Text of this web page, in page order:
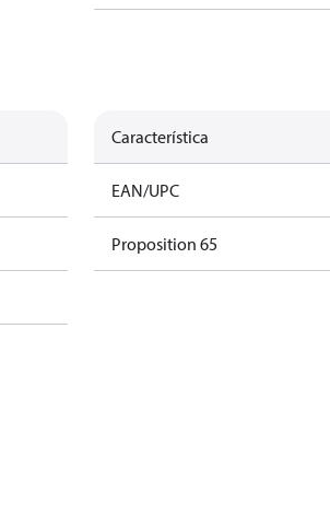
Característica
EAN/UPC
Proposition 65